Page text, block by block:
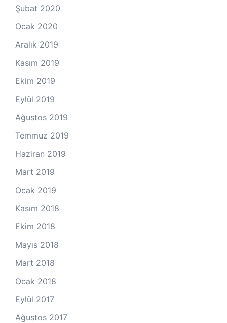
Şubat 2020
Ocak 2020
Aralık 2019
Kasım 2019
Ekim 2019
Eylül 2019
Ağustos 2019
Temmuz 2019
Haziran 2019
Mart 2019
Ocak 2019
Kasım 2018
Ekim 2018
Mayıs 2018
Mart 2018
Ocak 2018
Eylül 2017
Ağustos 2017